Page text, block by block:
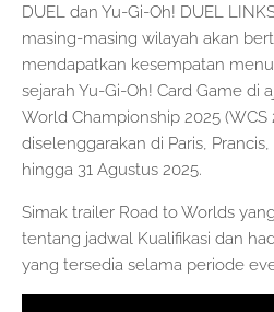
DUEL dan Yu-Gi-Oh! DUEL
masing-masing wilayah akan
mendapatkan kesempatan
sejarah Yu-Gi-Oh! Card Game di
World Championship 2025 (WCS
diselenggarakan di Paris,
hingga 31 Agustus 2025.
Simak trailer Road to Worlds
tentang jadwal Kualifikasi dan
yang tersedia selama periode